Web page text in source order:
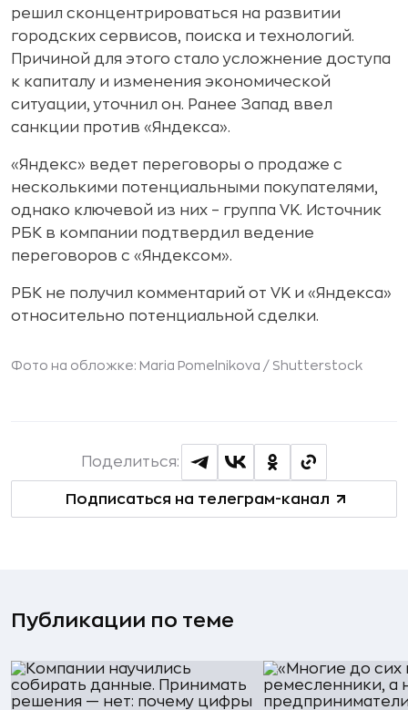
решил сконцентрироваться на развитии
городских сервисов, поиска и технологий.
Причиной для этого стало усложнение доступа
к капиталу и изменения экономической
ситуации, уточнил он. Ранее Запад ввел
санкции против «Яндекса».
«Яндекс» ведет переговоры о продаже с
несколькими потенциальными покупателями,
однако ключевой из них – группа VK. Источник
РБК в компании подтвердил ведение
переговоров с «Яндексом».
РБК не получил комментарий от VK и «Яндекса»
относительно потенциальной сделки.
Фото на обложке: Maria Pomelnikova / Shutterstock
Подписаться на телеграм-канал
Поделиться:
Публикации по теме